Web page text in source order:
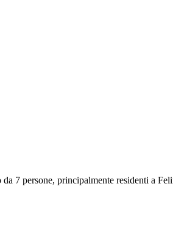
7 persone, principalmente residenti a